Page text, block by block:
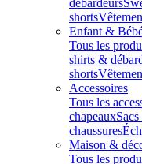
débardeurs
shorts
Enfant &
Tous les
shirts &
shorts
Accessoires
Tous les
chapeaux
chaussures
Maison &
Tous les